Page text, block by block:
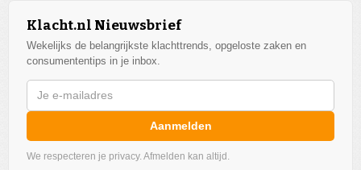
Klacht.nl Nieuwsbrief
Wekelijks de belangrijkste klachttrends, opgeloste zaken en
consumententips in je inbox.
Aanmelden
We respecteren je privacy. Afmelden kan altijd.